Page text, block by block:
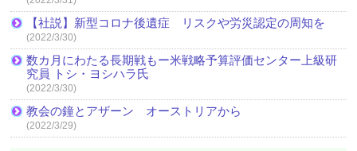
【社説】新型コロナ後遺症 リスクや労災認定の周知を
(2022/3/30)
数カ月にわたる長期戦もー米戦略予算評価センター上級研
究員 トシ・ヨシハラ氏
(2022/3/30)
教会の鐘とアザーン オーストリアから
(2022/3/29)